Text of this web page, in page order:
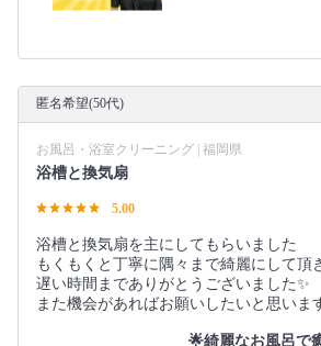
匿名希望(50代)
お風呂・浴室クリーニング | 福岡県
浴槽と換気扇
5.00
浴槽と換気扇を主にしてもらいました
もくもくと丁寧に隅々まで綺麗にして頂
遅い時間までありがとうございました✨
また機会があればお願いしたいと思いま
🌟綺麗なお風呂で